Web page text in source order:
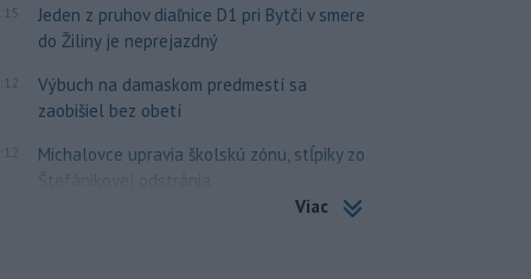
Jeden z pruhov diaľnice D1 pri Bytči v smere
do Žiliny je neprejazdný
Výbuch na damaskom predmestí sa
zaobišiel bez obetí
Michalovce upravia školskú zónu, stĺpiky zo
Štefánikovej odstránia
Viac